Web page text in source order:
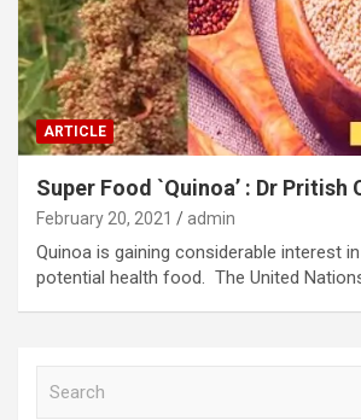
ARTICLE
Super Food `Quinoa’ : Dr Pritish
February 20, 2021 admin
Quinoa is gaining considerable interest
potential health food. The United